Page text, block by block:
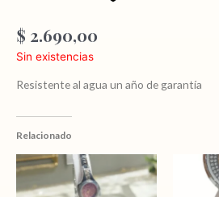
$ 2.690,00
Sin existencias
Resistente al agua un año de garantía
Relacionado